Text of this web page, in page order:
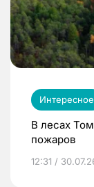
Интересное
В лесах
пожаров
12:31 /